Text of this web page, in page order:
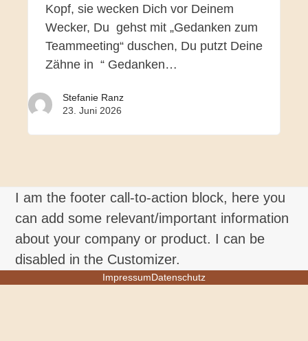
Kopf, sie wecken Dich vor Deinem
Wecker, Du gehst mit „Gedanken zum
Teammeeting“ duschen, Du putzt Deine
Zähne in “ Gedanken…
Stefanie Ranz
23. Juni 2026
I am the footer call-to-action block, here you
can add some relevant/important information
about your company or product. I can be
disabled in the Customizer.
ImpressumDatenschutz